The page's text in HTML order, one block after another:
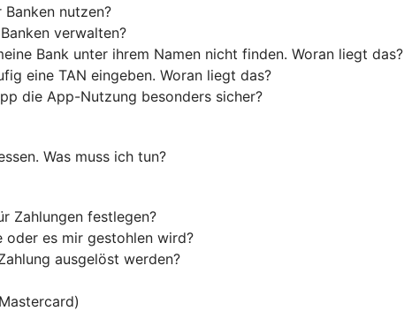
nutzen?
verwalten?
Bank unter ihrem Namen nicht finden. Woran liegt das?
eine TAN eingeben. Woran liegt das?
die App-Nutzung besonders sicher?
Was muss ich tun?
Zahlungen festlegen?
oder es mir gestohlen wird?
ausgelöst werden?